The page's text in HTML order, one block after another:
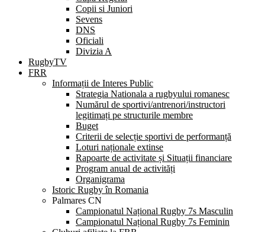
Copii si Juniori
Sevens
DNS
Oficiali
Divizia A
RugbyTV
FRR
Informații de Interes Public
Strategia Nationala a rugbyului romanesc
Numărul de sportivi/antrenori/instructori
legitimați pe structurile membre
Buget
Criterii de selecție sportivi de performanță
Loturi naționale extinse
Rapoarte de activitate și Situații financiare
Program anual de activități
Organigrama
Istoric Rugby în Romania
Palmares CN
Campionatul Național Rugby 7s Masculin
Campionatul Național Rugby 7s Feminin